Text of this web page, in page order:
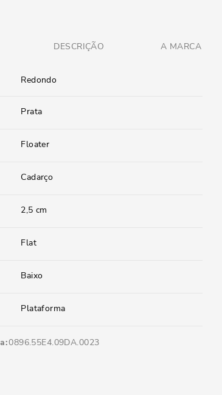
DESCRIÇÃO A MARCA
Redondo
Prata
Floater
Cadarço
2,5 cm
Flat
Baixo
Plataforma
0896.55E4.09DA.0023